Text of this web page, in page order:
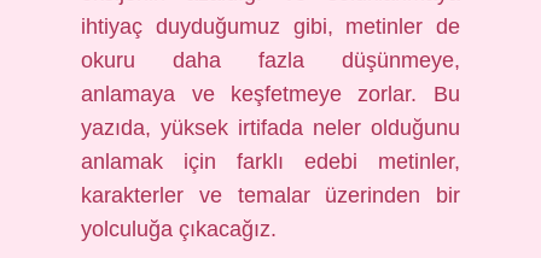
ihtiyaç duyduğumuz gibi, metinler de
okuru daha fazla düşünmeye,
anlamaya ve keşfetmeye zorlar. Bu
yazıda, yüksek irtifada neler olduğunu
anlamak için farklı edebi metinler,
karakterler ve temalar üzerinden bir
yolculuğa çıkacağız.